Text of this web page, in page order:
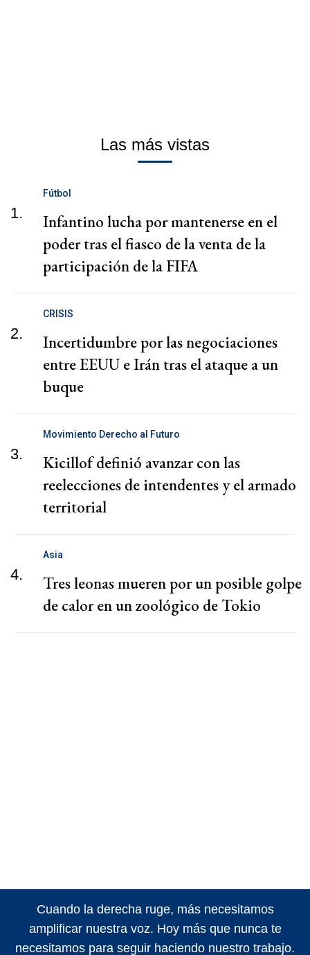
Las más vistas
1.
Fútbol
Infantino lucha por mantenerse en el
poder tras el fiasco de la venta de la
participación de la FIFA
2.
CRISIS
Incertidumbre por las negociaciones
entre EEUU e Irán tras el ataque a un
buque
3.
Movimiento Derecho al Futuro
Kicillof definió avanzar con las
reelecciones de intendentes y el armado
territorial
4.
Asia
Tres leonas mueren por un posible golpe
de calor en un zoológico de Tokio
Cuando la derecha ruge, más necesitamos
amplificar nuestra voz. Hoy más que nunca te
necesitamos para seguir haciendo nuestro trabajo.